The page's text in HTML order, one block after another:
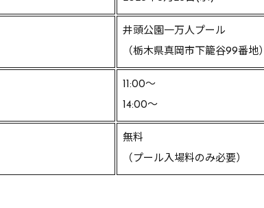
井頭公園一万人プール
（栃木県真岡市下籠谷99番地）
11:00〜
14:00〜
無料
（プール入場料のみ必要）